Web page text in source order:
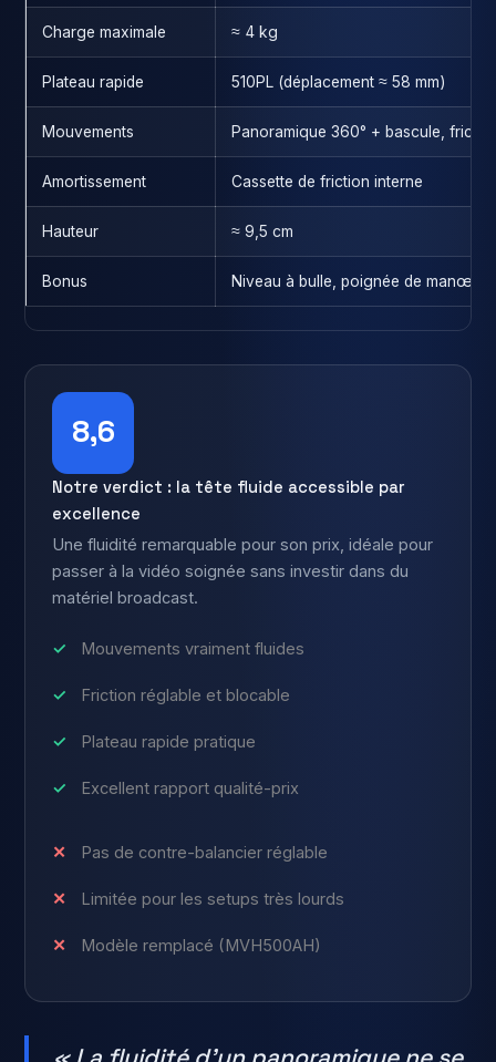
Charge maximale ≈ 4 kg
Plateau rapide 510PL (déplacement ≈ 58 mm)
Mouvements Panoramique 360° + bascule,
Amortissement Cassette de friction interne
Hauteur ≈ 9,5 cm
Bonus Niveau à bulle, poignée de
8,6
Notre verdict : la tête fluide accessible par
excellence
Une fluidité remarquable pour son prix, idéale pour
passer à la vidéo soignée sans investir dans du
matériel broadcast.
Mouvements vraiment fluides
Friction réglable et blocable
Plateau rapide pratique
Excellent rapport qualité-prix
Pas de contre-balancier réglable
Limitée pour les setups très lourds
Modèle remplacé (MVH500AH)